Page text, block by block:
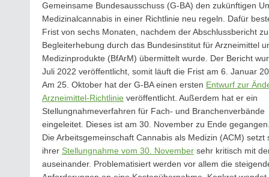
Gemeinsame Bundesausschuss (G-BA) den zukünftigen
Medizinalcannabis in einer Richtlinie neu regeln. Dafür
Frist von sechs Monaten, nachdem der Abschlussbericht
Begleiterhebung durch das Bundesinstitut für Arzneimittel
Medizinprodukte (BfArM) übermittelt wurde. Der Bericht
Juli 2022 veröffentlicht, somit läuft die Frist am 6. Januar
Am 25. Oktober hat der G-BA einen ersten Entwurf zur
Arzneimittel-Richtlinie veröffentlicht. Außerdem hat er ein
Stellungnahmeverfahren für Fach- und Branchenverbände
eingeleitet. Dieses ist am 30. November zu Ende
Die Arbeitsgemeinschaft Cannabis als Medizin (ACM) setzt
ihrer Stellungnahme vom 30. November sehr kritisch mit
auseinander. Problematisiert werden vor allem die